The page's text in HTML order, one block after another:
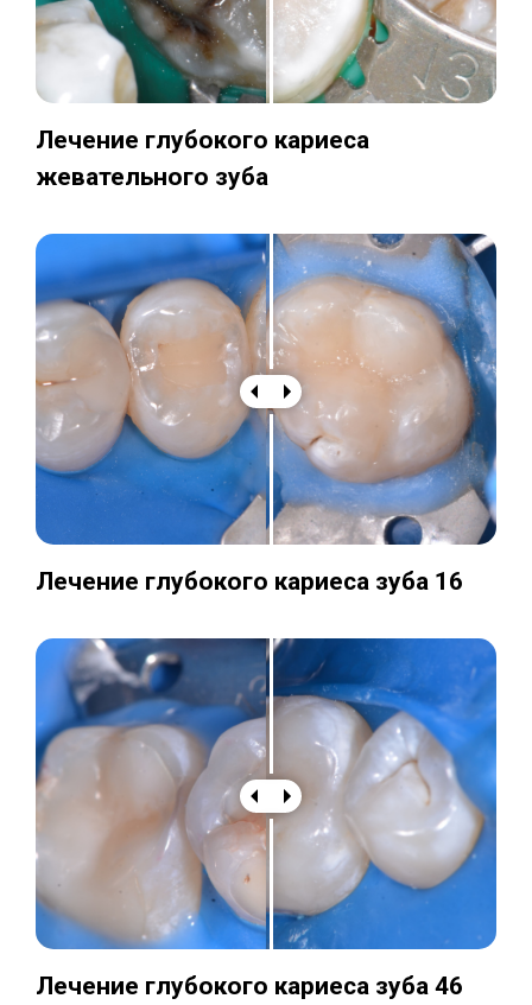
Лечение глубокого кариеса
жевательного зуба
Лечение глубокого кариеса зуба 16
Лечение глубокого кариеса зуба 46